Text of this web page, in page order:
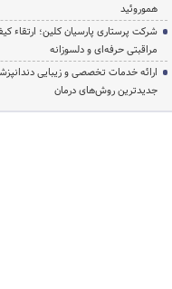
هموروئید
شرکت پرستاری پارسیان کلین؛ ارتقاء
مراقبتی حرفه‌ای و دلسوزانه
ارائه خدمات تخصصی و زیبایی
جدیدترین روش‌های درمان